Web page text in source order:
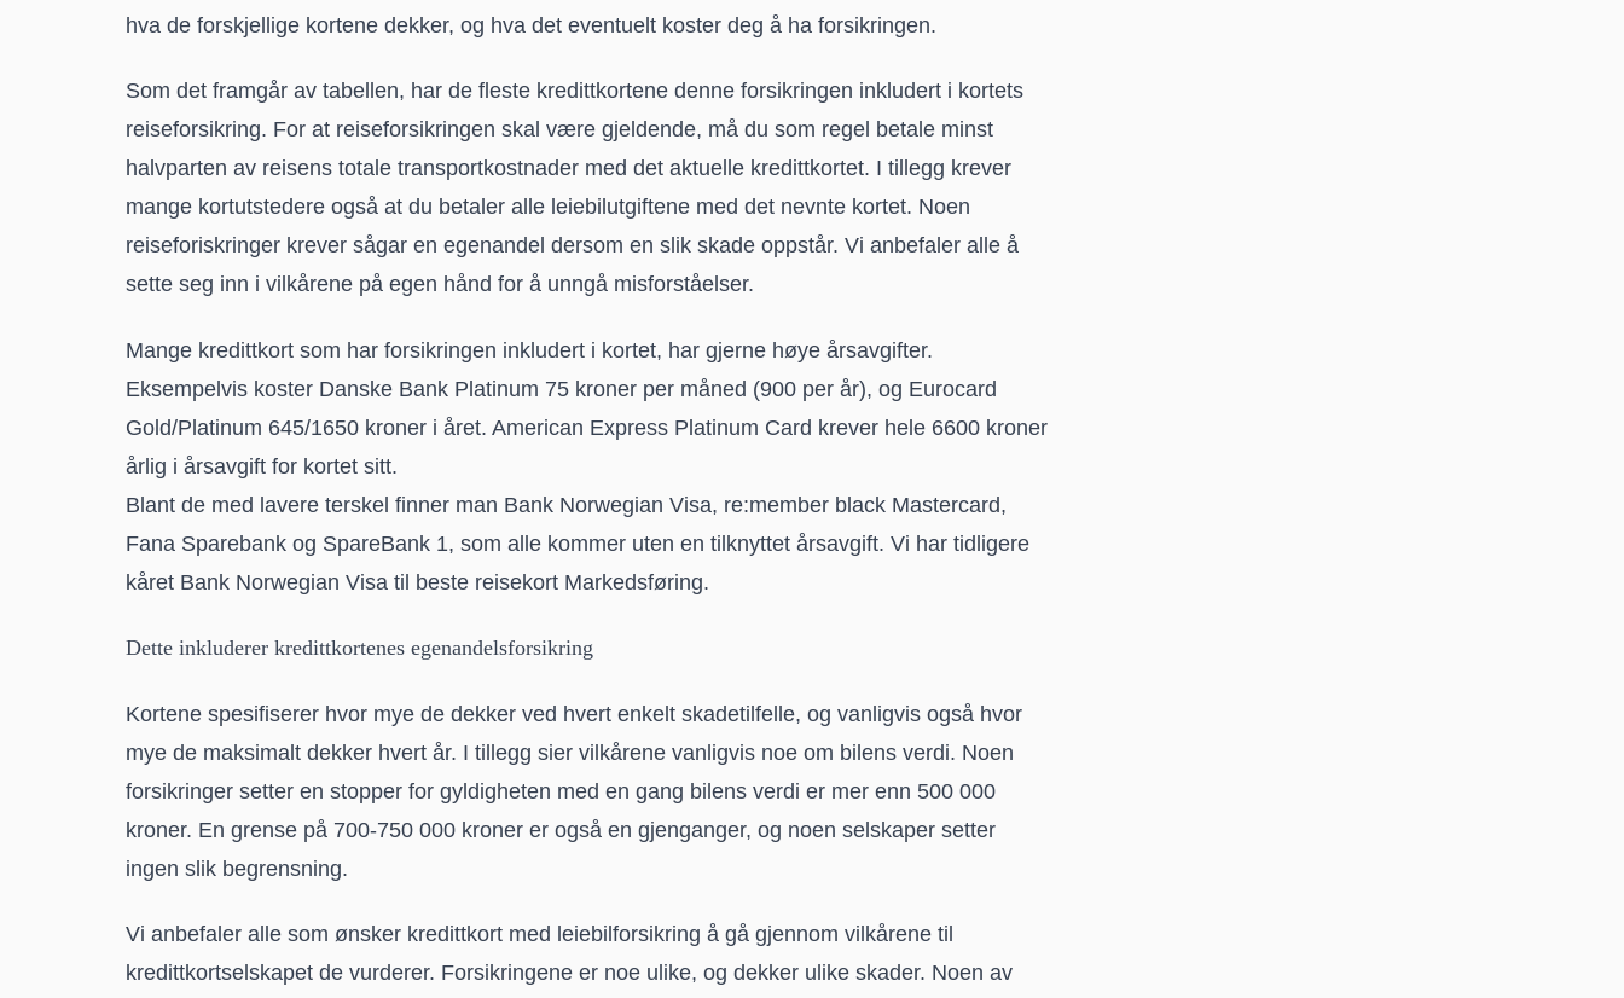
hva de forskjellige kortene dekker, og hva det eventuelt koster deg å ha forsikringen.
Som det framgår av tabellen, har de fleste kredittkortene denne forsikringen inkludert i kortets
reiseforsikring. For at reiseforsikringen skal være gjeldende, må du som regel betale minst
halvparten av reisens totale transportkostnader med det aktuelle kredittkortet. I tillegg krever
mange kortutstedere også at du betaler alle leiebilutgiftene med det nevnte kortet. Noen
reiseforiskringer krever sågar en egenandel dersom en slik skade oppstår. Vi anbefaler alle å
sette seg inn i vilkårene på egen hånd for å unngå misforståelser.
Mange kredittkort som har forsikringen inkludert i kortet, har gjerne høye årsavgifter.
Eksempelvis koster Danske Bank Platinum 75 kroner per måned (900 per år), og Eurocard
Gold/Platinum 645/1650 kroner i året. American Express Platinum Card krever hele 6600 kroner
årlig i årsavgift for kortet sitt.
Blant de med lavere terskel finner man Bank Norwegian Visa, re:member black Mastercard,
Fana Sparebank og SpareBank 1, som alle kommer uten en tilknyttet årsavgift. Vi har tidligere
kåret Bank Norwegian Visa til beste reisekort Markedsføring.
Dette inkluderer kredittkortenes egenandels­forsikring
Kortene spesifiserer hvor mye de dekker ved hvert enkelt skadetilfelle, og vanligvis også hvor
mye de maksimalt dekker hvert år. I tillegg sier vilkårene vanligvis noe om bilens verdi. Noen
forsikringer setter en stopper for gyldigheten med en gang bilens verdi er mer enn 500 000
kroner. En grense på 700-750 000 kroner er også en gjenganger, og noen selskaper setter
ingen slik begrensning.
Vi anbefaler alle som ønsker kredittkort med leiebilforsikring å gå gjennom vilkårene til
kredittkortselskapet de vurderer. Forsikringene er noe ulike, og dekker ulike skader. Noen av